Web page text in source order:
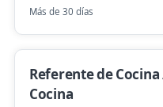
Belgrano, Capital
Ayer
Cafetero
Más de 30 días
Referente de
Cocina